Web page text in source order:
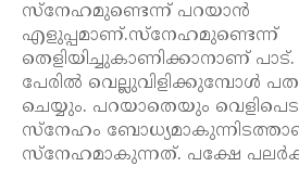
സ്നേഹമുണ്ടെന്ന് പറയാൻ
എളുപ്പമാണ്.സ്നേഹമുണ്ടെന്ന്
തെളിയിച്ചുകാണിക്കാനാണ്
പേരിൽ വെല്ലുവിളിക്കുമ്പോൾ
ചെയ്യും. പറയാതെയും
സ്നേഹം
സ്നേഹമാകുന്നത്. പക്ഷേ